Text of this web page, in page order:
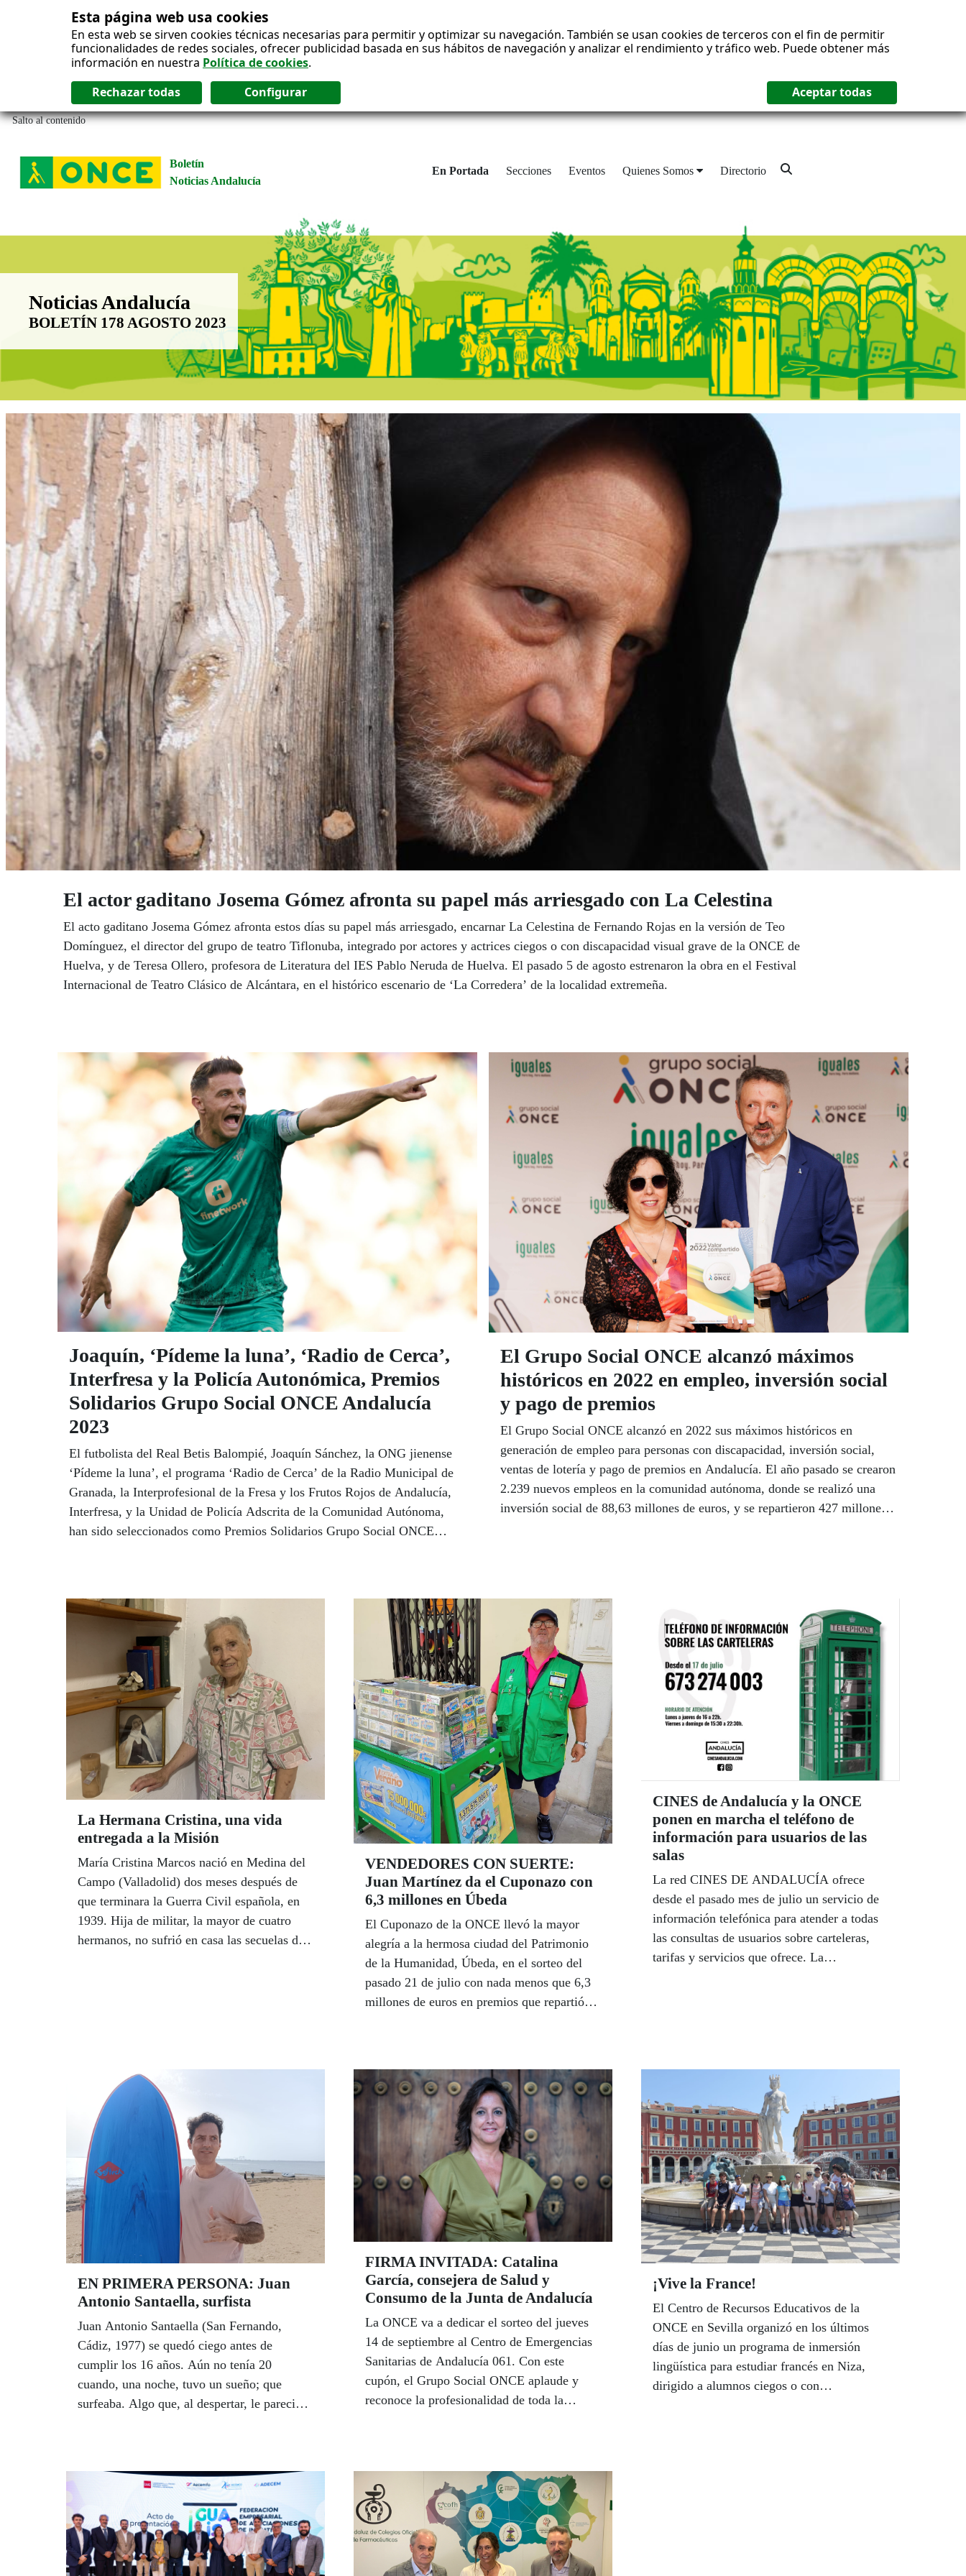
Esta página web usa cookies
En esta web se sirven cookies técnicas necesarias para permitir y optimizar su navegación. También se usan cookies de terceros con el fin de permitir
funcionalidades de redes sociales, ofrecer publicidad basada en sus hábitos de navegación y analizar el rendimiento y tráfico web. Puede obtener más
información en nuestra Política de cookies.
Salto al contenido
Boletín
Noticias Andalucía
En Portada Secciones Eventos Quienes Somos Directorio
Boletín Noticias Andalucía
Noticias Andalucía
BOLETÍN 178 AGOSTO 2023
Boletín Noticias Andalucía - En Portada
El actor gaditano Josema Gómez afronta su papel más arriesgado con La Celestina
El acto gaditano Josema Gómez afronta estos días su papel más arriesgado, encarnar La Celestina de Fernando Rojas en la versión de Teo
Domínguez, el director del grupo de teatro Tiflonuba, integrado por actores y actrices ciegos o con discapacidad visual grave de la ONCE de
Huelva, y de Teresa Ollero, profesora de Literatura del IES Pablo Neruda de Huelva. El pasado 5 de agosto estrenaron la obra en el Festival
Internacional de Teatro Clásico de Alcántara, en el histórico escenario de ‘La Corredera’ de la localidad extremeña.
Joaquín, ‘Pídeme la luna’, ‘Radio de Cerca’,
Interfresa y la Policía Autonómica, Premios
Solidarios Grupo Social ONCE Andalucía
2023
El futbolista del Real Betis Balompié, Joaquín Sánchez, la ONG jienense
‘Pídeme la luna’, el programa ‘Radio de Cerca’ de la Radio Municipal de
Granada, la Interprofesional de la Fresa y los Frutos Rojos de Andalucía,
Interfresa, y la Unidad de Policía Adscrita de la Comunidad Autónoma,
han sido seleccionados como Premios Solidarios Grupo Social ONCE
El Grupo Social ONCE alcanzó máximos
históricos en 2022 en empleo, inversión social
y pago de premios
El Grupo Social ONCE alcanzó en 2022 sus máximos históricos en
generación de empleo para personas con discapacidad, inversión social,
ventas de lotería y pago de premios en Andalucía. El año pasado se crearon
2.239 nuevos empleos en la comunidad autónoma, donde se realizó una
inversión social de 88,63 millones de euros, y se repartieron 427 millones
La Hermana Cristina, una vida
entregada a la Misión
María Cristina Marcos nació en Medina del
Campo (Valladolid) dos meses después de
que terminara la Guerra Civil española, en
1939. Hija de militar, la mayor de cuatro
hermanos, no sufrió en casa las secuelas de
Católica y quiso ir a misiones. Estudió dos
años en Valladolid y cuatro en Salamanca y
realizó el noviciado en Tortosa (Tarragona).
Ahí emprendió un viaje, siguiendo la estela
de Santa Teresa de Jesús, que ha marcado y
ha durado toda su vida. Una vida entregada
a la Misión. | LUIS GRESA
VENDEDORES CON SUERTE:
Juan Martínez da el Cuponazo con
6,3 millones en Úbeda
El Cuponazo de la ONCE llevó la mayor
alegría a la hermosa ciudad del Patrimonio
de la Humanidad, Úbeda, en el sorteo del
pasado 21 de julio con nada menos que 6,3
millones de euros en premios que repartió
Vélez Málaga, Sevilla y Pedrera, también en
la provincia de Sevilla.
CINES de Andalucía y la ONCE
ponen en marcha el teléfono de
información para usuarios de las
salas
La red CINES DE ANDALUCÍA ofrece
desde el pasado mes de julio un servicio de
información telefónica para atender a todas
las consultas de usuarios sobre carteleras,
tarifas y servicios que ofrece. La
Organización en Sevilla, Beatriz González,
ciega total, y Ana María Blanco, con
discapacidad visual grave, dan respuesta a
todas las preguntas en el 673274003.
EN PRIMERA PERSONA: Juan
Antonio Santaella, surfista
Juan Antonio Santaella (San Fernando,
Cádiz, 1977) se quedó ciego antes de
cumplir los 16 años. Aún no tenía 20
cuando, una noche, tuvo un sueño; que
surfeaba. Algo que, al despertar, le pareció
empeño de su entrenador, Fernando Porra,
un pilar firme en toda su trayectoria. Hoy es
la única persona ciega en Andalucía, una de
las 10 o 12 que lo hacen en España, que
practican surf a un nivel ya profesional. Él
FIRMA INVITADA: Catalina
García, consejera de Salud y
Consumo de la Junta de Andalucía
La ONCE va a dedicar el sorteo del jueves
14 de septiembre al Centro de Emergencias
Sanitarias de Andalucía 061. Con este
cupón, el Grupo Social ONCE aplaude y
reconoce la profesionalidad de toda la
Catalina García, agradece este gesto en la
tribuna de Firma Invitada y subraya que su
objetio es "acercarnos a la excelencia en la
atención médica de todos los andaluces,
acercándonos cada vez más a la plena
¡Vive la France!
El Centro de Recursos Educativos de la
ONCE en Sevilla organizó en los últimos
días de junio un programa de inmersión
lingüística para estudiar francés en Niza,
dirigido a alumnos ciegos o con